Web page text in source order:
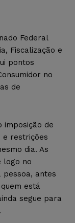
Federal
Fiscalização e
pontos
no
de
imposição de
e restrições
dia. As
logo no
pessoa, antes
está
segue para